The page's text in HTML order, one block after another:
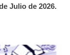
Julio de 2026.